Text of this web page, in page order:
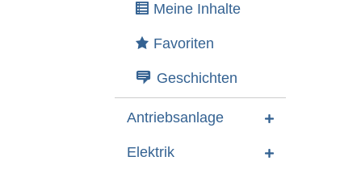
Meine Inhalte
Favoriten
Geschichten
Antriebsanlage
Elektrik